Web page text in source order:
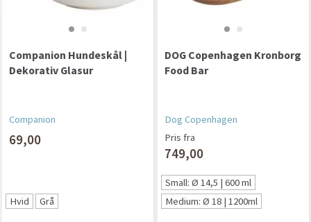
Companion Hundeskål |
Dekorativ Glasur
Companion
69,00
Hvid Grå
DOG Copenhagen Kronborg
Food Bar
Dog Copenhagen
Pris fra
749,00
Small: Ø 14,5 | 600 ml
Medium: Ø 18 | 1200ml